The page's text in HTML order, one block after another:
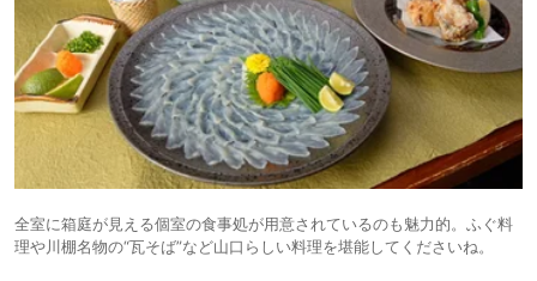
全室に箱庭が見える個室の食事処が用意されているのも魅力的。ふぐ料
理や川棚名物の“瓦そば”など山口らしい料理を堪能してくださいね。